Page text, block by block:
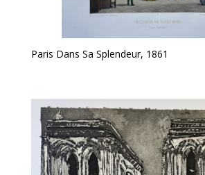
Paris Dans Sa Splendeur, 1861